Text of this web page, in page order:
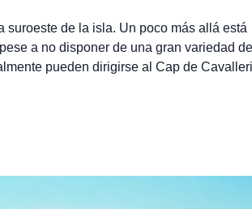
suroeste de la isla. Un poco más allá está
a no disponer de una gran variedad de
pueden dirigirse al Cap de